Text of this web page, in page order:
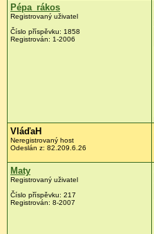
Pépa_rákos
Registrovaný uživatel
Číslo příspěvku: 1858
Registrován: 1-2006
VláďaH
Neregistrovaný host
Odeslán z: 82.209.6.26
Maty
Registrovaný uživatel
Číslo příspěvku: 217
Registrován: 8-2007